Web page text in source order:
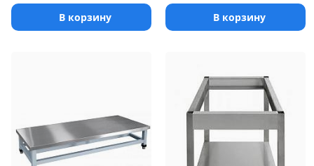
В корзину В корзину